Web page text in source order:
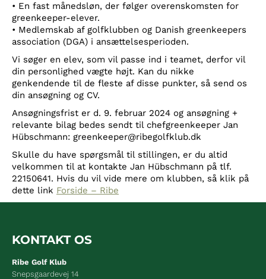
• En fast månedsløn, der følger overenskomsten for
greenkeeper-elever.
• Medlemskab af golfklubben og Danish greenkeepers
association (DGA) i ansættelsesperioden.
Vi søger en elev, som vil passe ind i teamet, derfor vil
din personlighed vægte højt. Kan du nikke
genkendende til de fleste af disse punkter, så send os
din ansøgning og CV.
Ansøgningsfrist er d. 9. februar 2024 og ansøgning +
relevante bilag bedes sendt til chefgreenkeeper Jan
Hübschmann: greenkeeper@ribegolfklub.dk
Skulle du have spørgsmål til stillingen, er du altid
velkommen til at kontakte Jan Hübschmann på tlf.
22150641. Hvis du vil vide mere om klubben, så klik på
dette link Forside – Ribe
KONTAKT OS
Ribe Golf Klub
Snepsgaardevej 14